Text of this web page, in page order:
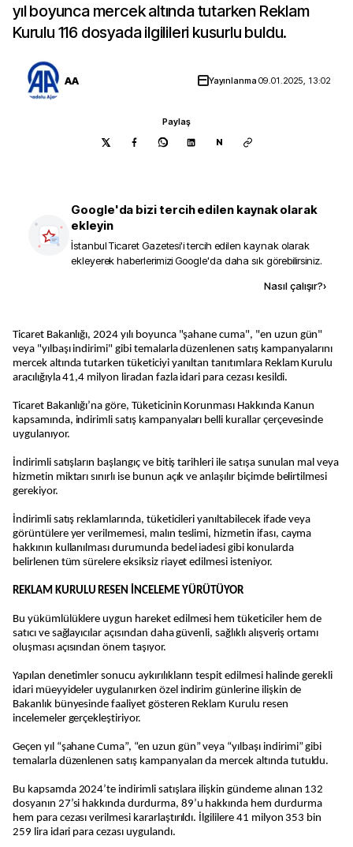
yıl boyunca mercek altında tutarken Reklam
Kurulu 116 dosyada ilgilileri kusurlu buldu.
AA Yayınlanma09.01.2025, 13:02
Paylaş
N
Google'da bizi tercih edilen kaynak olarak
ekleyin
İstanbul Ticaret Gazetesi'i tercih edilen kaynak olarak
ekleyerek haberlerimizi Google'da daha sık görebilirsiniz.
Nasıl çalışır?›
Ticaret Bakanlığı, 2024 yılı boyunca "şahane cuma", "en uzun gün"
veya "yılbaşı indirimi" gibi temalarla düzenlenen satış kampanyalarını
mercek altında tutarken tüketiciyi yanıltan tanıtımlara Reklam Kurulu
aracılığıyla 41,4 milyon liradan fazla idari para cezası kesildi.
Ticaret Bakanlığı’na göre, Tüketicinin Korunması Hakkında Kanun
kapsamında, indirimli satış kampanyaları belli kurallar çerçevesinde
uygulanıyor.
İndirimli satışların başlangıç ve bitiş tarihleri ile satışa sunulan mal veya
hizmetin miktarı sınırlı ise bunun açık ve anlaşılır biçimde belirtilmesi
gerekiyor.
İndirimli satış reklamlarında, tüketicileri yanıltabilecek ifade veya
görüntülere yer verilmemesi, malın teslimi, hizmetin ifası, cayma
hakkının kullanılması durumunda bedel iadesi gibi konularda
belirlenen tüm sürelere eksiksiz riayet edilmesi isteniyor.
REKLAM KURULU RESEN İNCELEME YÜRÜTÜYOR
Bu yükümlülüklere uygun hareket edilmesi hem tüketiciler hem de
satıcı ve sağlayıcılar açısından daha güvenli, sağlıklı alışveriş ortamı
oluşması açısından önem taşıyor.
Yapılan denetimler sonucu aykırılıkların tespit edilmesi halinde gerekli
idari müeyyideler uygulanırken özel indirim günlerine ilişkin de
Bakanlık bünyesinde faaliyet gösteren Reklam Kurulu resen
incelemeler gerçekleştiriyor.
Geçen yıl “şahane Cuma”, “en uzun gün” veya “yılbaşı indirimi” gibi
temalarla düzenlenen satış kampanyaları da mercek altında tutuldu.
Bu kapsamda 2024’te indirimli satışlara ilişkin gündeme alınan 132
dosyanın 27’si hakkında durdurma, 89’u hakkında hem durdurma
hem para cezası verilmesi kararlaştırıldı. İlgililere 41 milyon 353 bin
259 lira idari para cezası uygulandı.